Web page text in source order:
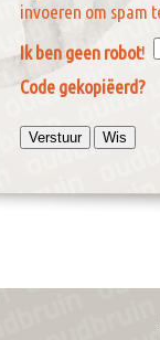
invoeren om spam
Ik ben geen robot!
Code gekopiëerd?